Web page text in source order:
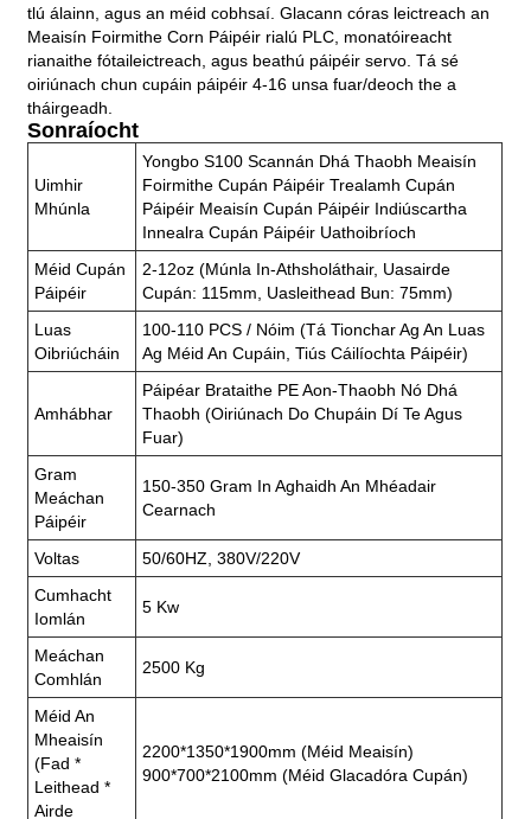
tlú álainn, agus an méid cobhsaí. Glacann córas leictreach an
Meaisín Foirmithe Corn Páipéir rialú PLC, monatóireacht
rianaithe fótaileictreach, agus beathú páipéir servo. Tá sé
oiriúnach chun cupáin páipéir 4-16 unsa fuar/deoch the a
tháirgeadh.
Sonraíocht
Uimhir
Mhúnla
Yongbo S100 Scannán Dhá Thaobh Meaisín
Foirmithe Cupán Páipéir Trealamh Cupán
Páipéir Meaisín Cupán Páipéir Indiúscartha
Innealra Cupán Páipéir Uathoibríoch
Méid Cupán
Páipéir
2-12oz (Múnla In-Athsholáthair, Uasairde
Cupán: 115mm, Uasleithead Bun: 75mm)
Luas
Oibriúcháin
100-110 PCS / Nóim (tá Tionchar Ag An Luas
Ag Méid An Cupáin, Tiús Cáilíochta Páipéir)
Amhábhar
Páipéar Brataithe PE Aon-Thaobh Nó Dhá
Thaobh (oiriúnach Do Chupáin Dí Te Agus
Fuar)
Gram
Meáchan
Páipéir
150-350 Gram In Aghaidh An Mhéadair
Cearnach
Voltas
50/60HZ, 380V/220V
Cumhacht
Iomlán
5 Kw
Meáchan
Comhlán
2500 Kg
Méid An
Mheaisín
(fad *
Leithead *
Airde
2200*1350*1900mm (méid Meaisín)
900*700*2100mm (méid Glacadóra Cupán)